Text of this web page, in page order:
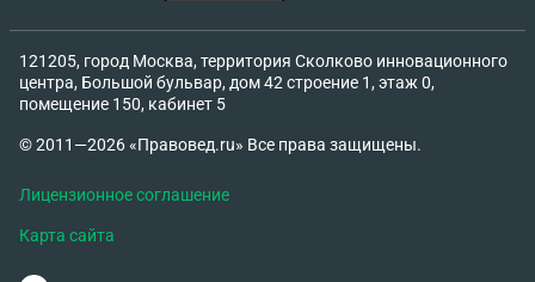
121205, город Москва, территория Сколково инновационного
центра, Большой бульвар, дом 42 строение 1, этаж 0,
помещение 150, кабинет 5
© 2011—2026 «Правовед.ru» Все права защищены.
Лицензионное соглашение
Карта сайта